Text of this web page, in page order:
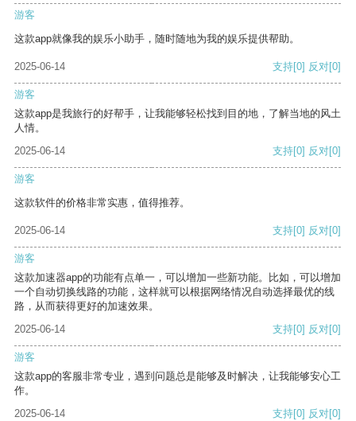
游客
这款app就像我的娱乐小助手，随时随地为我的娱乐提供帮助。
2025-06-14 支持[0] 反对[0]
游客
这款app是我旅行的好帮手，让我能够轻松找到目的地，了解当地的风土
人情。
2025-06-14
支持[0] 反对[0]
游客
这款软件的价格非常实惠，值得推荐。
2025-06-14 支持[0] 反对[0]
游客
这款加速器app的功能有点单一，可以增加一些新功能。比如，可以增加
一个自动切换线路的功能，这样就可以根据网络情况自动选择最优的线
路，从而获得更好的加速效果。
2025-06-14
支持[0] 反对[0]
游客
这款app的客服非常专业，遇到问题总是能够及时解决，让我能够安心工
作。
2025-06-14
支持[0] 反对[0]